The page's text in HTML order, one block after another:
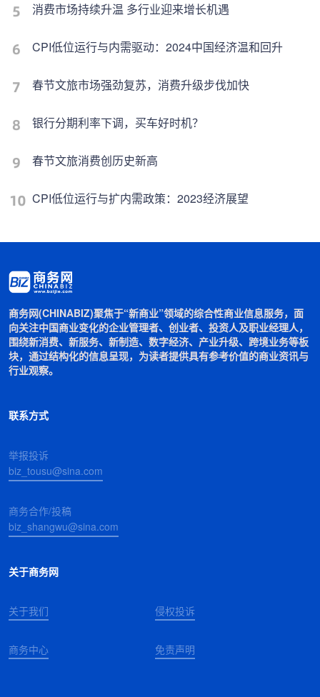
消费市场持续升温 多行业迎来增长机遇
CPI低位运行与内需驱动：2024中国经济温和回升
春节文旅市场强劲复苏，消费升级步伐加快
银行分期利率下调，买车好时机？
春节文旅消费创历史新高
CPI低位运行与扩内需政策：2023经济展望
商务网(CHINABIZ)聚焦于“新商业”领域的综合性商业信息服务，面
向关注中国商业变化的企业管理者、创业者、投资人及职业经理人，
围绕新消费、新服务、新制造、数字经济、产业升级、跨境业务等板
块，通过结构化的信息呈现，为读者提供具有参考价值的商业资讯与
行业观察。
联系方式
举报投诉
biz_tousu@sina.com
商务合作/投稿
biz_shangwu@sina.com
关于商务网
关于我们 侵权投诉
商务中心 免责声明